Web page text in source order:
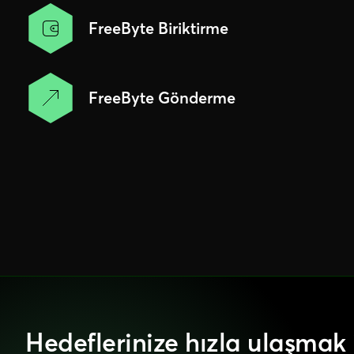
FreeByte Biriktirme
FreeByte Gönderme
Hedeflerinize hızla